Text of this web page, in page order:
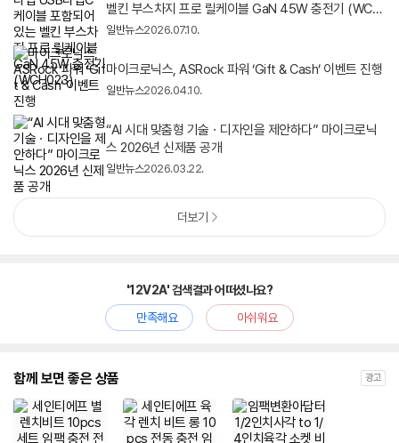
벨킨 부스차지 프로 릴케이블 GaN 45W 충전기 (WCH
023)
일반뉴스2026.07.10.
마이크로닉스, ASRock 파워 ‘Gift & Cash’ 이벤트 진행
일반뉴스2026.04.10.
“AI 시대 맞춤형 기술ㆍ디자인을 제안하다” 마이크로닉
스 2026년 신제품 공개
일반뉴스2026.03.22.
더보기
'12V2A' 검색결과 어떠셨나요?
만족해요
아쉬워요
함께 보면 좋은 상품 광고